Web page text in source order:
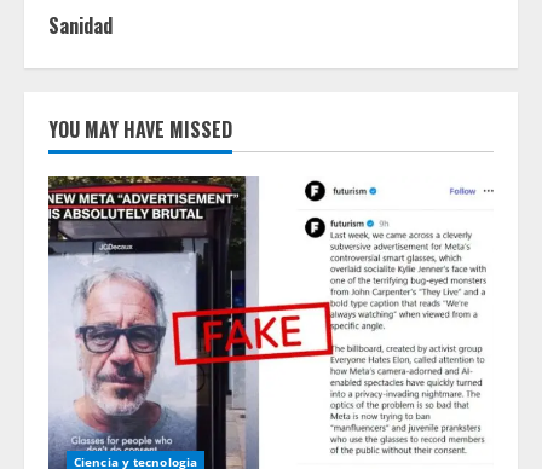
Sanidad
YOU MAY HAVE MISSED
Ciencia y tecnologia